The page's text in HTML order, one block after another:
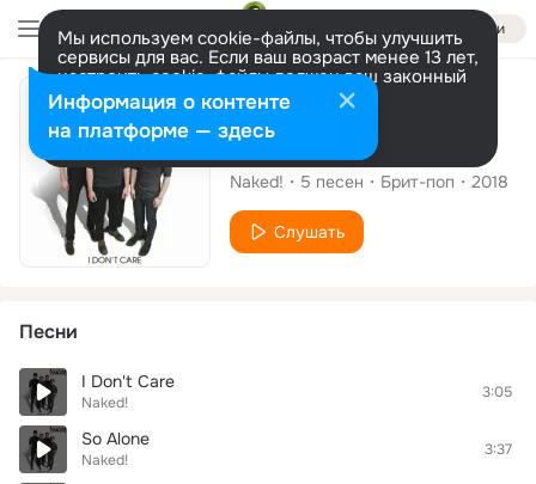
Войти
Мы используем cookie-файлы, чтобы улучшить
сервисы для вас. Если ваш возраст менее 13 лет,
настроить cookie-файлы должен ваш законный
представитель. Больше информации
Разрешить все Настроить
Альбом
I Don't Care
Naked! 5 песен Брит-поп 2018
Слушать
Песни
I Don't Care
Naked!
3:05
So Alone
Naked!
3:37
Информация о контенте
на платформе — здесь